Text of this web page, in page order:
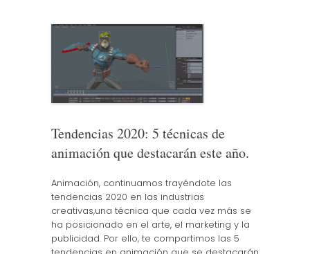
Tendencias 2020: 5 técnicas de
animación que destacarán este año.
Animación, continuamos trayéndote las
tendencias 2020 en las industrias
creativas,una técnica que cada vez más se
ha posicionado en el arte, el marketing y la
publicidad. Por ello, te compartimos las 5